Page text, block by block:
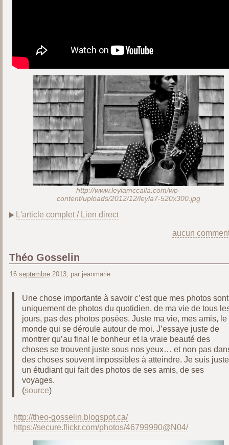
http://www.leylamccalla.com/wp-
content/uploads/2012/12/leyla7-520x300.jpg
L'article complet / Lien direct
aucun
Théo Gosselin
16 septembre 2013 , par jeanmarie
Une chose importante à savoir c’est que mes photos sont
uniquement de photos du quotidien, de ma vie de tous
jours, pas des photos posées. Juste ma vie, mes amis, le
monde qui se déroule autour de moi. J’essaye juste de
montrer qu’au final le bonheur et la vraie beauté des
choses se trouvent juste sous nos yeux… et non pas
des choses souvent impossibles à atteindre. Je suis juste
un étudiant qui fait des photos de ses amis, de ses
voyages.
(source)
http://theo-gosselin.blogspot.ca/
https://secure.flickr.com/photos/46799990@N04/